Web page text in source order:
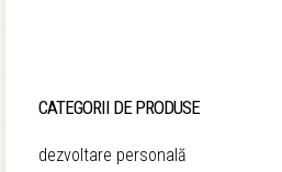
fost:
31,92 lei.
CATEGORII DE PRODUSE
dezvoltare personală